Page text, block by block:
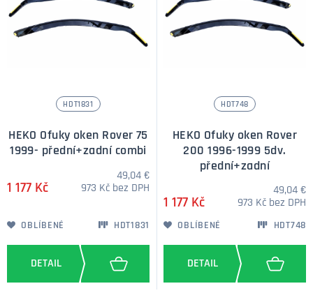
HDT1831
HEKO Ofuky oken Rover 75
1999- přední+zadní combi
1 177 Kč
49,04 €
973 Kč bez DPH
OBLÍBENÉ HDT1831
HDT748
HEKO Ofuky oken Rover
200 1996-1999 5dv.
přední+zadní
1 177 Kč
49,04 €
973 Kč bez DPH
OBLÍBENÉ HDT748